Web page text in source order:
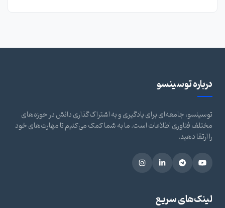
درباره توسینسو
توسینسو، جامعه‌ای برای یادگیری و به اشتراک‌گذاری دانش در حوزه‌های
مختلف فناوری اطلاعات است. ما به شما کمک می‌کنیم تا مهارت‌های خود
را ارتقا دهید.
لینک‌های سریع